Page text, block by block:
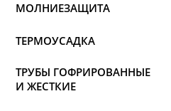
МОЛНИЕЗАЩИТА
ТЕРМОУСАДКА
ТРУБЫ ГОФРИРОВАННЫЕ
И ЖЕСТКИЕ